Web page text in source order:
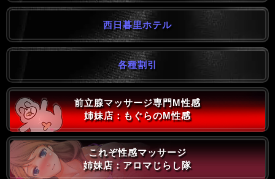
西日暮里ホテル
各種割引
前立腺マッサージ専門M性感
姉妹店：もぐらのM性感
これぞ性感マッサージ
姉妹店：アロマじらし隊